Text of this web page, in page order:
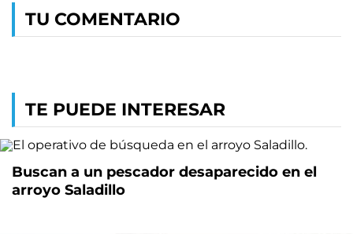
TU COMENTARIO
TE PUEDE INTERESAR
Buscan a un pescador desaparecido en el
arroyo Saladillo